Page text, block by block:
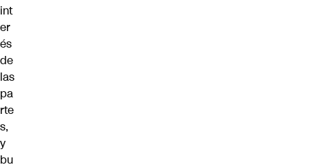
int
er
és
de
las
pa
rte
s,
y
bu